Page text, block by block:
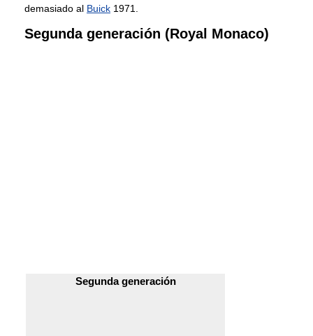
demasiado al Buick 1971.
Segunda generación (Royal Monaco)
Segunda generación